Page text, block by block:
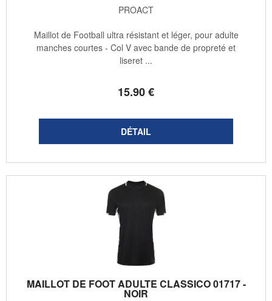
PROACT
15.90€
Maillot de Football ultra résistant et léger, pour adulte
manches courtes - Col V avec bande de propreté et
liseret ...
MAILLOT DE FOOT ADULTE CLASSICO 01717 -
NOIR